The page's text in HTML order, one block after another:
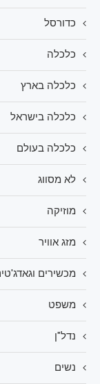
כדורסל
כלכלה
כלכלה בארץ
כלכלה בישראל
כלכלה בעולם
לא מסווג
מוזיקה
מזג אוויר
מכשירים
משפט
נדל"ן
נשים